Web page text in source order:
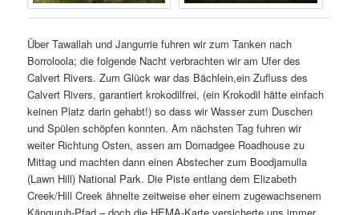
Über Tawallah und Jangurrie fuhren wir zum Tanken nach
Borroloola; die folgende Nacht verbrachten wir am Ufer des
Calvert Rivers. Zum Glück war das Bächlein,ein Zufluss des
Calvert Rivers, garantiert krokodilfrei, (ein Krokodil hätte einfach
keinen Platz darin gehabt!) so dass wir Wasser zum Duschen
und Spülen schöpfen konnten. Am nächsten Tag fuhren wir
weiter Richtung Osten, assen am Domadgee Roadhouse zu
Mittag und machten dann einen Abstecher zum Boodjamulla
(Lawn Hill) National Park. Die Piste entlang dem Elizabeth
Creek/Hill Creek ähnelte zeitweise eher einem zugewachsenem
Känguruh-Pfad – doch die HEMA-Karte versicherte uns immer